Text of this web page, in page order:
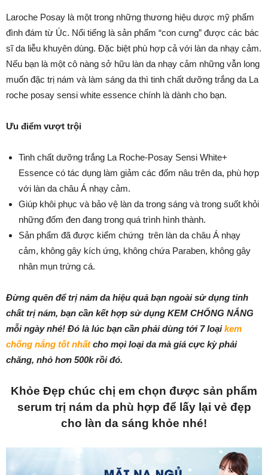
Laroche Posay là một trong những thương hiệu dược mỹ phẩm
đình đám từ Úc. Nổi tiếng là sản phẩm “con cưng” được các bác
sĩ da liễu khuyên dùng. Đặc biệt phù hợp cả với làn da nhạy cảm.
Nếu bạn là một cô nàng sở hữu làn da nhạy cảm những vẫn long
muốn đặc trị nám và làm sáng da thì tinh chất dưỡng trắng da La
roche posay sensi white essence chính là dành cho bạn.
Ưu điểm vượt trội
Tinh chất dưỡng trắng La Roche-Posay Sensi White+
Essence có tác dụng làm giảm các đốm nâu trên da, phù hợp
với làn da châu Á nhạy cảm.
Giúp khôi phục và bảo vệ làn da trong sáng và trong suốt khỏi
những đốm đen đang trong quá trình hình thành.
Sản phẩm đã được kiểm chứng trên làn da châu Á nhạy
cảm, không gây kích ứng, không chứa Paraben, không gây
nhân mụn trứng cá.
Đừng quên để trị nám da hiệu quả bạn ngoài sử dụng tinh
chất trị nám, bạn cần kết hợp sử dụng KEM CHỐNG NẮNG
mỗi ngày nhé! Đó là lúc bạn cần phải dùng tới 7 loạikem
chống nắng tốt nhấtcho mọi loại da mà giá cực kỳ phải
chăng, nhỏ hơn 500k rồi đó.
Khỏe Đẹp chúc chị em chọn được sản phẩm
serum trị nám da phù hợp để lấy lại vẻ đẹp
cho làn da sáng khỏe nhé!